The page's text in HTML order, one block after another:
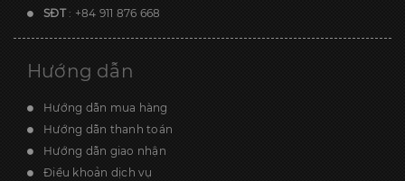
SĐT: +84 911 876 668
Hướng dẫn
Hướng dẫn mua hàng
Hướng dẫn thanh toán
Hướng dẫn giao nhận
Điều khoản dịch vụ